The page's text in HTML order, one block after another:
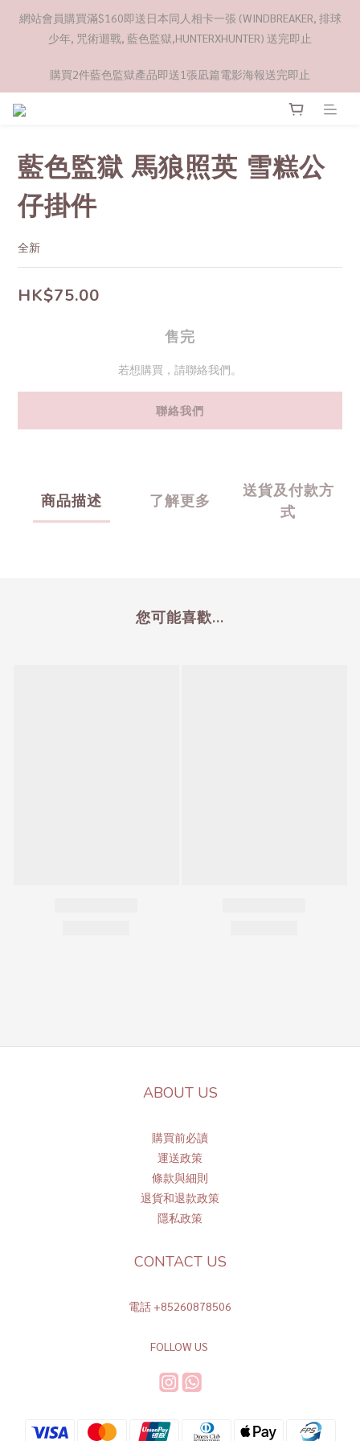
網站會員購買滿$160即送日本同人相卡一張 (WINDBREAKER, 排球
少年, 咒術迴戰, 藍色監獄,HUNTERXHUNTER) 送完即止
購買2件藍色監獄產品即送1張凪篇電影海報送完即止
藍色監獄 馬狼照英 雪糕公
仔掛件
全新
HK$75.00
售完
若想購買，請聯絡我們。
聯絡我們
商品描述 了解更多
送貨及付款方
式
您可能喜歡...
ABOUT US
購買前必讀
運送政策
條款與細則
退貨和退款政策
隱私政策
CONTACT US
電話 +85260878506
FOLLOW US